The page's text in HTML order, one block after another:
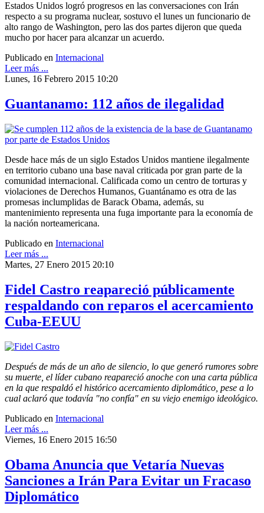
Estados Unidos logró progresos en las conversaciones con Irán
respecto a su programa nuclear, sostuvo el lunes un funcionario de
alto rango de Washington, pero las dos partes dijeron que queda
mucho por hacer para alcanzar un acuerdo.
Publicado en Internacional
Leer más ...
Lunes, 16 Febrero 2015 10:20
Guantanamo: 112 años de ilegalidad
Desde hace más de un siglo Estados Unidos mantiene ilegalmente
en territorio cubano una base naval criticada por gran parte de la
comunidad internacional. Calificada como un centro de torturas y
violaciones de Derechos Humanos, Guantánamo es otra de las
promesas inclumplidas de Barack Obama, además, su
mantenimiento representa una fuga importante para la economía de
la nación norteamericana.
Publicado en Internacional
Leer más ...
Martes, 27 Enero 2015 20:10
Fidel Castro reapareció públicamente
respaldando con reparos el acercamiento
Cuba-EEUU
Después de más de un año de silencio, lo que generó rumores sobre
su muerte, el líder cubano reapareció anoche con una carta pública
en la que respaldó el histórico acercamiento diplomático, pese a lo
cual aclaró que todavía "no confía" en su viejo enemigo ideológico.
Publicado en Internacional
Leer más ...
Viernes, 16 Enero 2015 16:50
Obama Anuncia que Vetaría Nuevas
Sanciones a Irán Para Evitar un Fracaso
Diplomático